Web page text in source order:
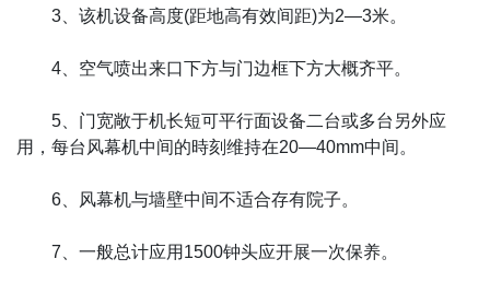
3、该机设备高度(距地高有效间距)为2—3米。
4、空气喷出来口下方与门边框下方大概齐平。
5、门宽敞于机长短可平行面设备二台或多台另外应
用，每台风幕机中间的時刻维持在20—40mm中间。
6、风幕机与墙壁中间不适合存有院子。
7、一般总计应用1500钟头应开展一次保养。